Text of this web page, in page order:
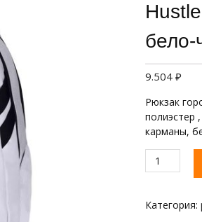
бело-
9.504 ₽
Рюкзак
полиэстер
карманы,
Количество
товара
городской
"UNDER
Категория: